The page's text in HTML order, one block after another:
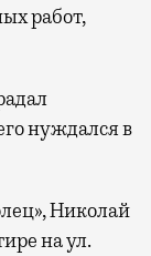
работ,
нуждался в
Николай
на ул.